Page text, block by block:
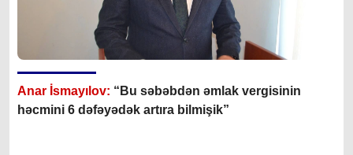
Anar İsmayılov: “Bu səbəbdən əmlak vergisinin
həcmini 6 dəfəyədək artıra bilmişik”